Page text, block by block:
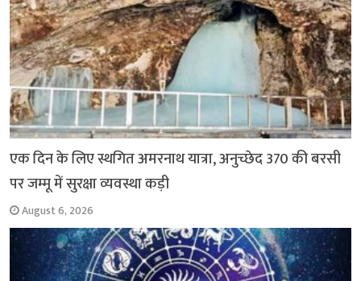
एक दिन के लिए स्थगित अमरनाथ यात्रा, अनुच्छेद 370 की बरसी
पर जम्मू में सुरक्षा व्यवस्था कड़ी
August 6, 2026